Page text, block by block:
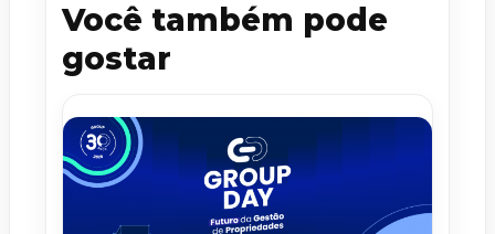
Você também pode
gostar